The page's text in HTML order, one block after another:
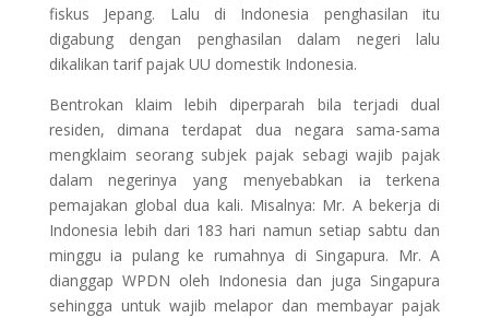
fiskus Jepang. Lalu di Indonesia penghasilan itu
digabung dengan penghasilan dalam negeri lalu
dikalikan tarif pajak UU domestik Indonesia.
Bentrokan klaim lebih diperparah bila terjadi dual
residen, dimana terdapat dua negara sama-sama
mengklaim seorang subjek pajak sebagi wajib pajak
dalam negerinya yang menyebabkan ia terkena
pemajakan global dua kali. Misalnya: Mr. A bekerja di
Indonesia lebih dari 183 hari namun setiap sabtu dan
minggu ia pulang ke rumahnya di Singapura. Mr. A
dianggap WPDN oleh Indonesia dan juga Singapura
sehingga untuk wajib melapor dan membayar pajak